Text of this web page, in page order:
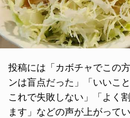
投稿には「カボチャでこの
ンは盲点だった」「いいこ
これで失敗しない」「よく
ます」などの声が上がってい